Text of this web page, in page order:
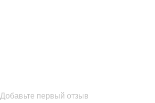
Добавьте первый отзыв